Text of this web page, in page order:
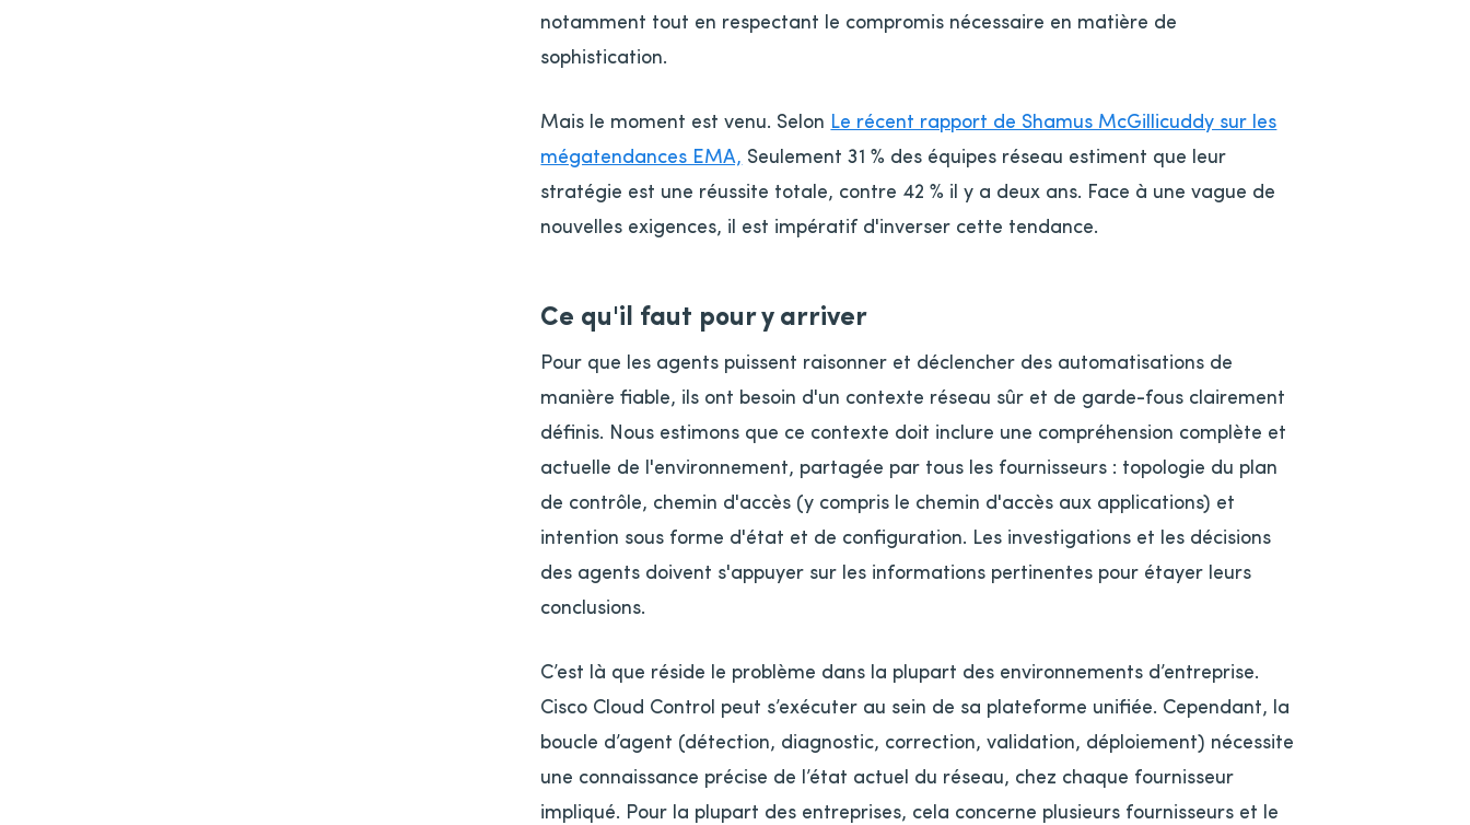
notamment tout en respectant le compromis nécessaire en matière de
sophistication.
Mais le moment est venu. Selon Le récent rapport de Shamus McGillicuddy sur les
mégatendances EMA, Seulement 31 % des équipes réseau estiment que leur
stratégie est une réussite totale, contre 42 % il y a deux ans. Face à une vague de
nouvelles exigences, il est impératif d'inverser cette tendance.
Ce qu'il faut pour y arriver
Pour que les agents puissent raisonner et déclencher des automatisations de
manière fiable, ils ont besoin d'un contexte réseau sûr et de garde-fous clairement
définis. Nous estimons que ce contexte doit inclure une compréhension complète et
actuelle de l'environnement, partagée par tous les fournisseurs : topologie du plan
de contrôle, chemin d'accès (y compris le chemin d'accès aux applications) et
intention sous forme d'état et de configuration. Les investigations et les décisions
des agents doivent s'appuyer sur les informations pertinentes pour étayer leurs
conclusions.
C’est là que réside le problème dans la plupart des environnements d’entreprise.
Cisco Cloud Control peut s’exécuter au sein de sa plateforme unifiée. Cependant, la
boucle d’agent (détection, diagnostic, correction, validation, déploiement) nécessite
une connaissance précise de l’état actuel du réseau, chez chaque fournisseur
impliqué. Pour la plupart des entreprises, cela concerne plusieurs fournisseurs et le